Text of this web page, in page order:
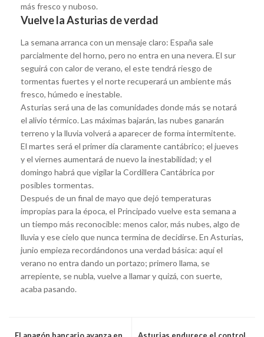
más fresco y nuboso.
Vuelve la Asturias de verdad
La semana arranca con un mensaje claro: España sale
parcialmente del horno, pero no entra en una nevera. El sur
seguirá con calor de verano, el este tendrá riesgo de
tormentas fuertes y el norte recuperará un ambiente más
fresco, húmedo e inestable.
Asturias será una de las comunidades donde más se notará
el alivio térmico. Las máximas bajarán, las nubes ganarán
terreno y la lluvia volverá a aparecer de forma intermitente.
El martes será el primer día claramente cantábrico; el jueves
y el viernes aumentará de nuevo la inestabilidad; y el
domingo habrá que vigilar la Cordillera Cantábrica por
posibles tormentas.
Después de un final de mayo que dejó temperaturas
impropias para la época, el Principado vuelve esta semana a
un tiempo más reconocible: menos calor, más nubes, algo de
lluvia y ese cielo que nunca termina de decidirse. En Asturias,
junio empieza recordándonos una verdad básica: aquí el
verano no entra dando un portazo; primero llama, se
arrepiente, se nubla, vuelve a llamar y quizá, con suerte,
acaba pasando.